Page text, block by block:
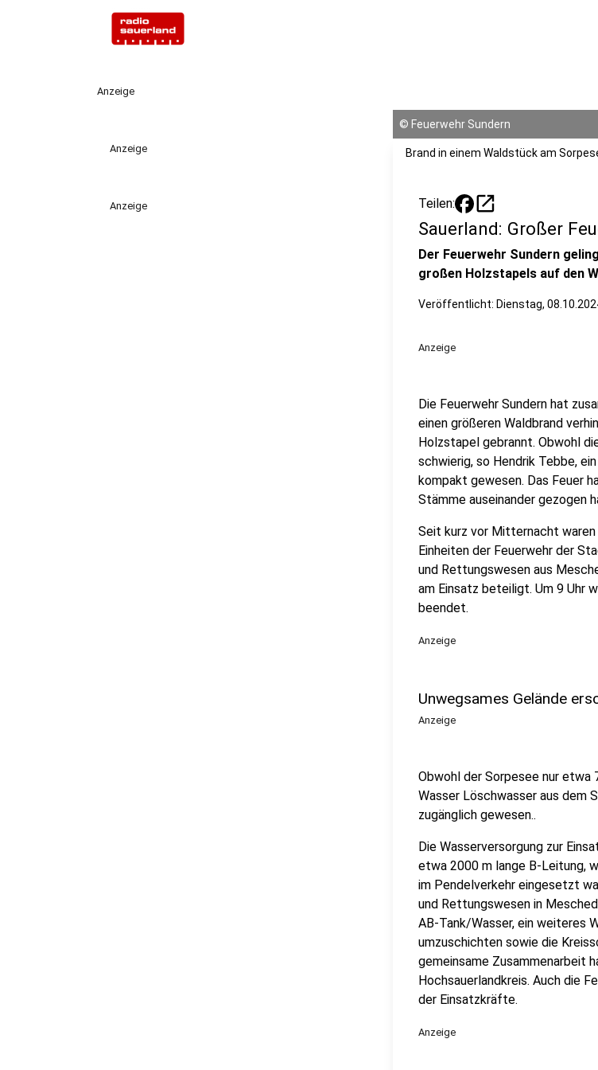
Anzeige
Anzeige
Anzeige
© Feuerwehr Sundern
Brand in einem Waldstück am
Teilen: open_in_new
Sauerland: Großer
Der Feuerwehr Sundern
großen Holzstapels auf den
Veröffentlicht: Dienstag,
Anzeige
Die Feuerwehr Sundern hat
einen größeren Waldbrand
Holzstapel gebrannt. Obwohl
schwierig, so Hendrik Tebbe,
kompakt gewesen. Das Feuer
Stämme auseinander gezogen
Seit kurz vor Mitternacht
Einheiten der Feuerwehr der
und Rettungswesen aus
am Einsatz beteiligt. Um 9 Uhr
beendet.
Anzeige
Unwegsames Gelände
Anzeige
Obwohl der Sorpesee nur etwa
Wasser Löschwasser aus dem
zugänglich gewesen..
Die Wasserversorgung zur
etwa 2000 m lange B-Leitung,
im Pendelverkehr eingesetzt
und Rettungswesen in
AB-Tank/Wasser, ein weiteres
umzuschichten sowie die
gemeinsame Zusammenarbeit
Hochsauerlandkreis. Auch die
der Einsatzkräfte.
Anzeige